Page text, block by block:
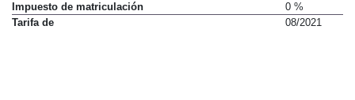
Impuesto de matriculación
0 %
Tarifa de
08/2021